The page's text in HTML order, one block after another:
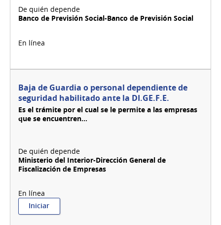
Banco de Previsión Social-Banco de Previsión Social
Baja de Guardia o personal dependiente de
seguridad habilitado ante la DI.GE.F.E.
Es el trámite por el cual se le permite a las empresas
que se encuentren...
Ministerio del Interior-Dirección General de
Fiscalización de Empresas
Iniciar:
Baja